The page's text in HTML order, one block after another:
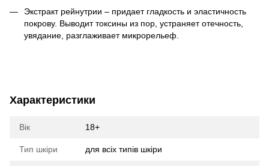
Экстракт рейнутрии – придает гладкость и эластичность
покрову. Выводит токсины из пор, устраняет отечность,
увядание, разглаживает микрорельеф.
Характеристики
Вік 18+
Тип шкіри для всіх типів шкіри